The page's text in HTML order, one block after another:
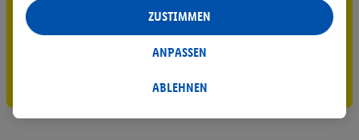
5.95 € Versand sparen³²ᵃ
Verantwortliche; im Zusammenhang mit dem IAB TCF
insgesamt
Statistik-Erstellung oder für personalisierte Werbung
Datenverarbeitungen für personalisierte Werbung werden
ABLEHNEN
ANPASSEN
ZUSTIMMEN